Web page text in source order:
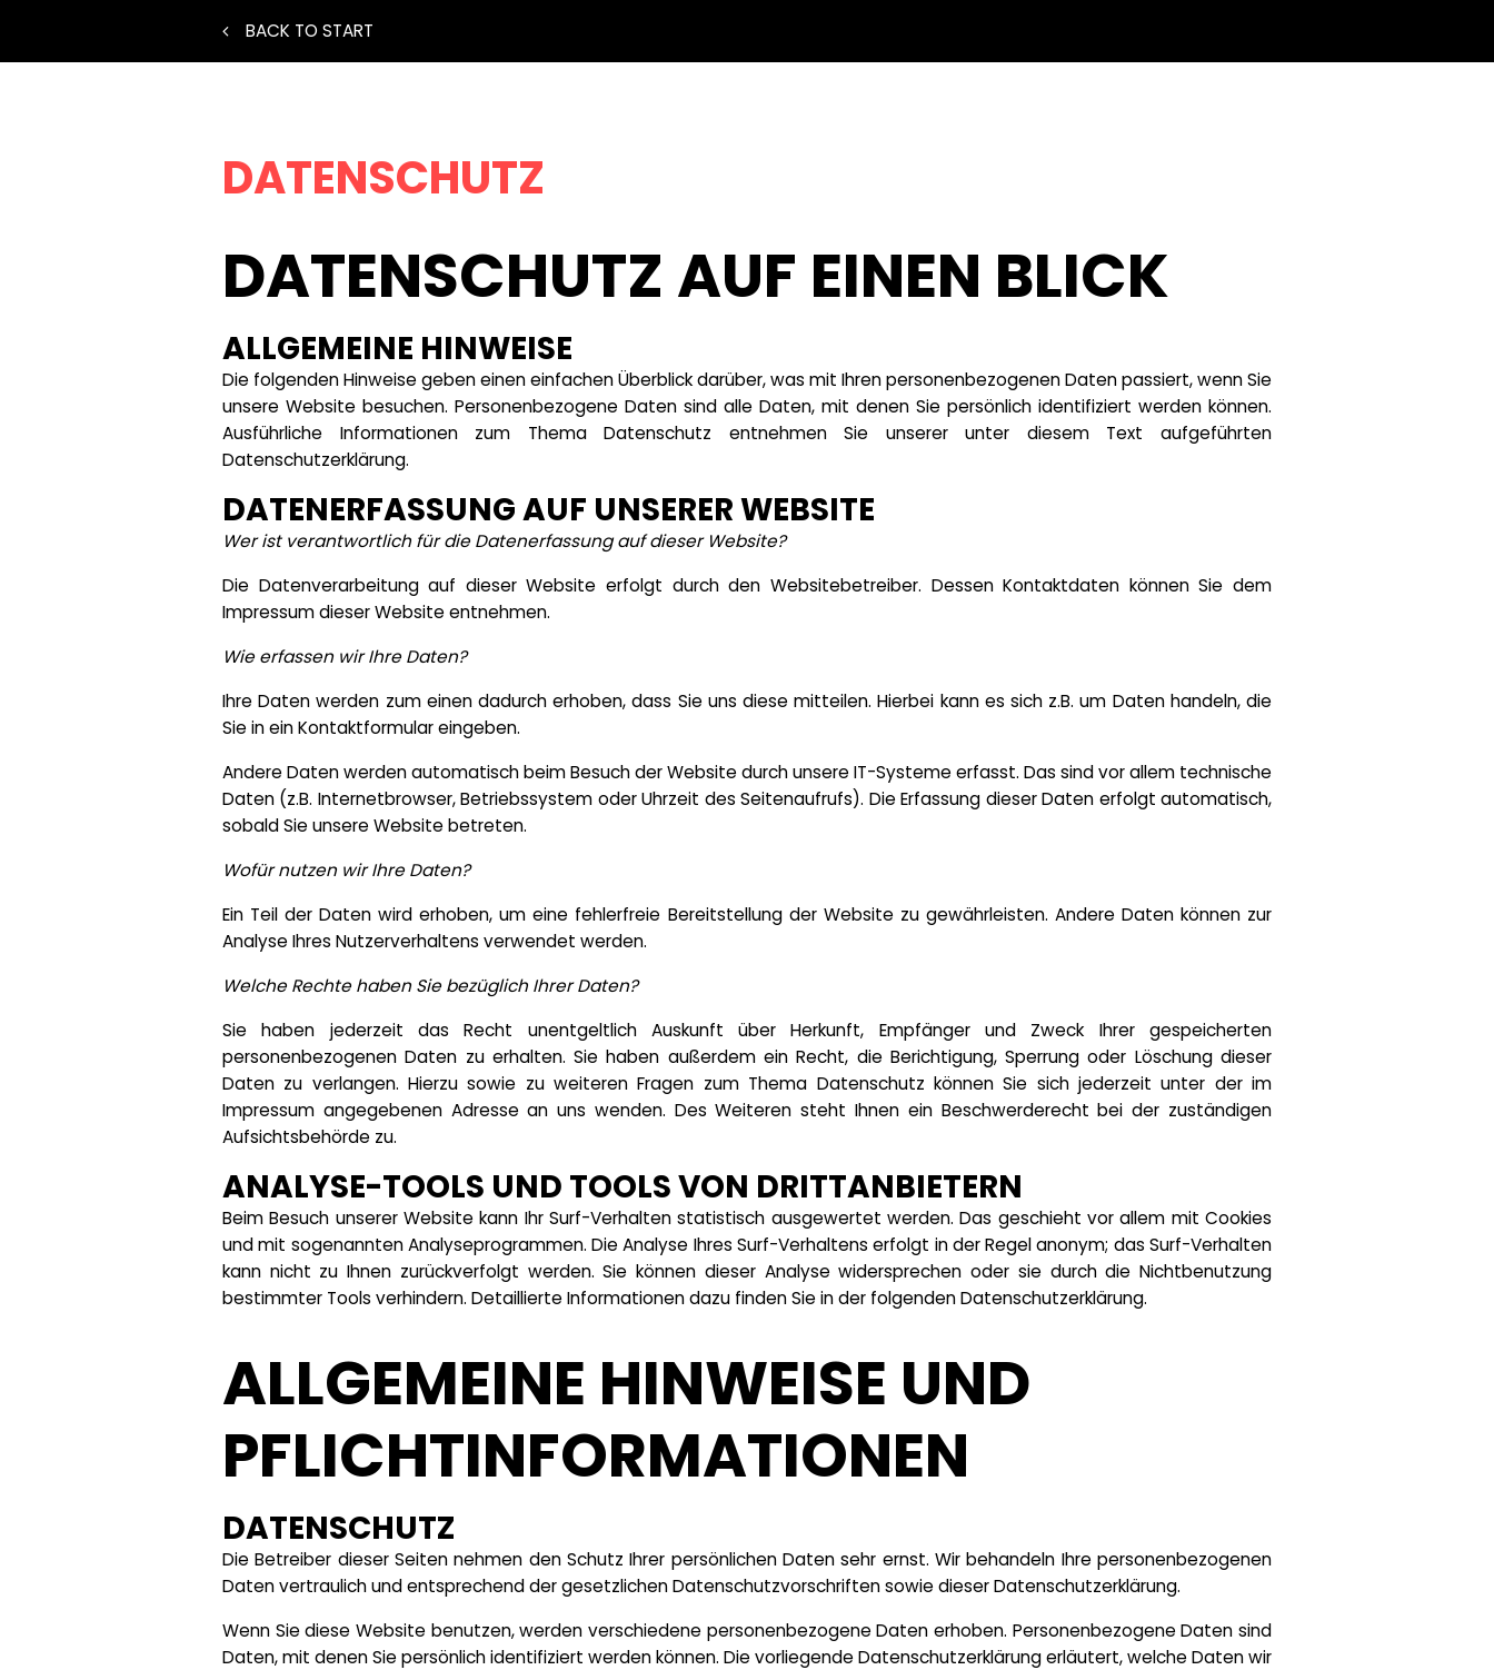
BACK TO START
DATENSCHUTZ
DATENSCHUTZ AUF EINEN BLICK
ALLGEMEINE HINWEISE
Die folgenden Hinweise geben einen einfachen Überblick darüber, was mit Ihren personenbezogenen Daten passiert, wenn Sie
unsere Website besuchen. Personenbezogene Daten sind alle Daten, mit denen Sie persönlich identifiziert werden können.
Ausführliche Informationen zum Thema Datenschutz entnehmen Sie unserer unter diesem Text aufgeführten
Datenschutzerklärung.
DATENERFASSUNG AUF UNSERER WEBSITE
Wer ist verantwortlich für die Datenerfassung auf dieser Website?
Die Datenverarbeitung auf dieser Website erfolgt durch den Websitebetreiber. Dessen Kontaktdaten können Sie dem
Impressum dieser Website entnehmen.
Wie erfassen wir Ihre Daten?
Ihre Daten werden zum einen dadurch erhoben, dass Sie uns diese mitteilen. Hierbei kann es sich z.B. um Daten handeln, die
Sie in ein Kontaktformular eingeben.
Andere Daten werden automatisch beim Besuch der Website durch unsere IT-Systeme erfasst. Das sind vor allem technische
Daten (z.B. Internetbrowser, Betriebssystem oder Uhrzeit des Seitenaufrufs). Die Erfassung dieser Daten erfolgt automatisch,
sobald Sie unsere Website betreten.
Wofür nutzen wir Ihre Daten?
Ein Teil der Daten wird erhoben, um eine fehlerfreie Bereitstellung der Website zu gewährleisten. Andere Daten können zur
Analyse Ihres Nutzerverhaltens verwendet werden.
Welche Rechte haben Sie bezüglich Ihrer Daten?
Sie haben jederzeit das Recht unentgeltlich Auskunft über Herkunft, Empfänger und Zweck Ihrer gespeicherten
personenbezogenen Daten zu erhalten. Sie haben außerdem ein Recht, die Berichtigung, Sperrung oder Löschung dieser
Daten zu verlangen. Hierzu sowie zu weiteren Fragen zum Thema Datenschutz können Sie sich jederzeit unter der im
Impressum angegebenen Adresse an uns wenden. Des Weiteren steht Ihnen ein Beschwerderecht bei der zuständigen
Aufsichtsbehörde zu.
ANALYSE-TOOLS UND TOOLS VON DRITTANBIETERN
Beim Besuch unserer Website kann Ihr Surf-Verhalten statistisch ausgewertet werden. Das geschieht vor allem mit Cookies
und mit sogenannten Analyseprogrammen. Die Analyse Ihres Surf-Verhaltens erfolgt in der Regel anonym; das Surf-Verhalten
kann nicht zu Ihnen zurückverfolgt werden. Sie können dieser Analyse widersprechen oder sie durch die Nichtbenutzung
bestimmter Tools verhindern. Detaillierte Informationen dazu finden Sie in der folgenden Datenschutzerklärung.
ALLGEMEINE HINWEISE UND
PFLICHTINFORMATIONEN
DATENSCHUTZ
Die Betreiber dieser Seiten nehmen den Schutz Ihrer persönlichen Daten sehr ernst. Wir behandeln Ihre personenbezogenen
Daten vertraulich und entsprechend der gesetzlichen Datenschutzvorschriften sowie dieser Datenschutzerklärung.
Wenn Sie diese Website benutzen, werden verschiedene personenbezogene Daten erhoben. Personenbezogene Daten sind
Daten, mit denen Sie persönlich identifiziert werden können. Die vorliegende Datenschutzerklärung erläutert, welche Daten wir